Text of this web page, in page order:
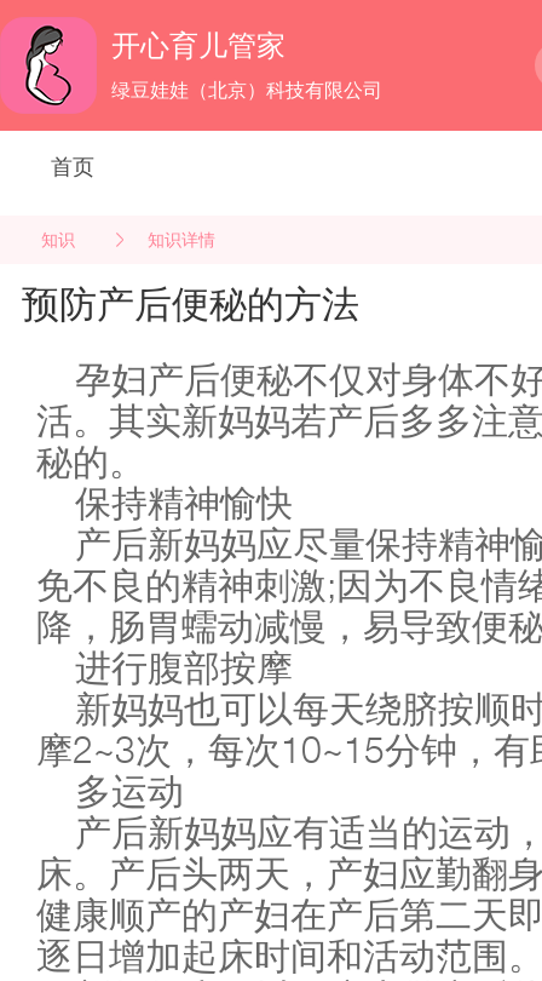
开心育儿管家
绿豆娃娃（北京）科技有限公司
首页
知识 知识详情
预防产后便秘的方法
孕妇产后便秘不仅对身体不
活。其实新妈妈若产后多多注
秘的。
保持精神愉快
产后新妈妈应尽量保持精神
免不良的精神刺激;因为不良情
降，肠胃蠕动减慢，易导致便
进行腹部按摩
新妈妈也可以每天绕脐按顺
摩2~3次，每次10~15分钟，有
多运动
产后新妈妈应有适当的运动
床。产后头两天，产妇应勤翻
健康顺产的产妇在产后第二天
逐日增加起床时间和活动范围